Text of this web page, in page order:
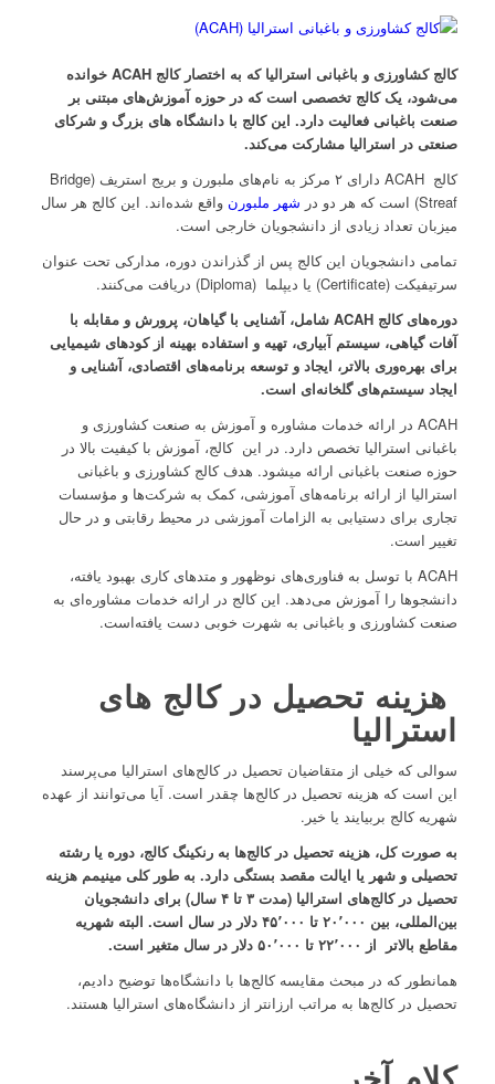
کالج کشاورزی و باغبانی استرالیا که به اختصار کالج ACAHخوانده
می‌شود، یک کالج تخصصی است که در حوزه آموزش‌های مبتنی بر
صنعت باغبانی فعالیت دارد. این کالج با دانشگاه های بزرگ و شرکای
صنعتی در استرالیا مشارکت می‌کند.
کالج ACAH دارای ۲ مرکز به نام‌های ملبورن و بریج استریف (Bridge
Streaf) است که هر دو در
شهر ملبورن واقع شده‌اند. این کالج هر سال
میزبان تعداد زیادی از دانشجویان خارجی است.
تمامی دانشجویان این کالج پس از گذراندن دوره، مدارکی تحت عنوان
سرتیفیکت (Certificate) یا دیپلما (Diploma) دریافت می‌کنند.
دوره‌های کالج ACAHشامل،آشنایی با گیاهان، پرورش و مقابله با
آفات گیاهی، سیستم آبیاری، تهیه و استفاده بهینه از کودهای شیمیایی
برای بهره‌وری بالاتر، ایجاد و توسعه برنامه‌های اقتصادی، آشنایی و
ایجاد سیستم‌های گلخانه‌ای است.
ACAH در ارائه خدمات مشاوره و آموزش به صنعت کشاورزی و
باغبانی استرالیا تخصص دارد. در این کالج، آموزش با کیفیت بالا در
حوزه صنعت باغبانی ارائه میشود. هدف کالج کشاورزی و باغبانی
استرالیا از ارائه برنامه‌های آموزشی، کمک به شرکت‌ها و مؤسسات
تجاری برای دستیابی به الزامات آموزشی در محیط رقابتی و در حال
تغییر است.
ACAH با توسل به فناوری‌های نوظهور و متدهای کاری بهبود یافته،
دانشجوها را آموزش می‌دهد. این کالج در ارائه خدمات مشاوره‌ای به
صنعت کشاورزی و باغبانی به شهرت خوبی دست یافته‌است.
هزینه تحصیل در کالج‌ های
استرالیا
سوالی که خیلی از متقاضیان تحصیل در کالج‌های استرالیا می‌پرسند
این است که هزینه تحصیل در کالج‌ها چقدر است. آیا می‌توانند از عهده
شهریه‌ کالج‌ بربیایند یا خیر.
به صورت کل، هزینه تحصیل در کالج‌ها به رنکینگ کالج، دوره یا رشته
تحصیلی و شهر یا ایالت مقصد بستگی دارد. به طور کلی مینیمم هزینه
تحصیل در کالج‌های استرالیا (مدت ۳تا ۴سال) برای دانشجویان
بین‌المللی، بین
۲۰٬۰۰۰ تا ۴۵٬۰۰۰
دلار در سال است. البته شهریه
مقاطع بالاتر از
۲۲٬۰۰۰ تا ۵۰٬۰۰۰ دلار در سال متغیر است.
همانطور که در مبحث مقایسه کالج‌ها با دانشگاه‌ها توضیح دادیم،
تحصیل در کالج‌ها به مراتب ارزانتر از دانشگاه‌های استرالیا هستند.